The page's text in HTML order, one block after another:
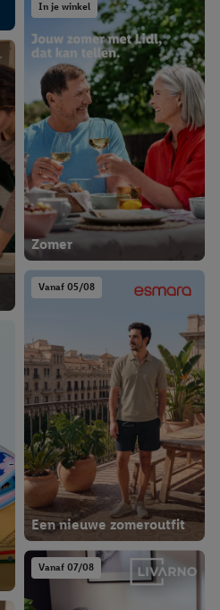
In je winkel
Zomer
Vanaf 05/08
Een nieuwe zomeroutfit
Vanaf 07/08